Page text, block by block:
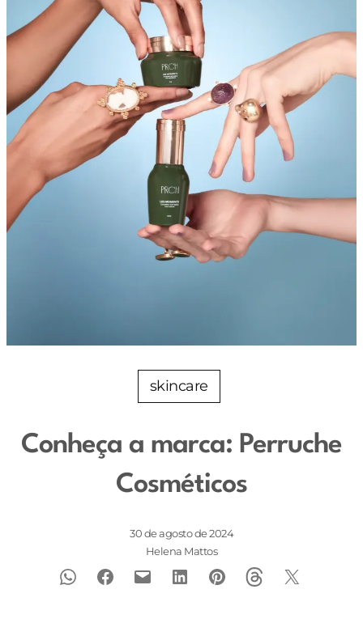
skincare
Conheça a marca: Perruche
Cosméticos
30 de agosto de 2024
Helena Mattos